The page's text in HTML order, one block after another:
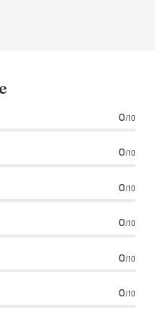
0/10
0/10
0/10
0/10
0/10
0/10